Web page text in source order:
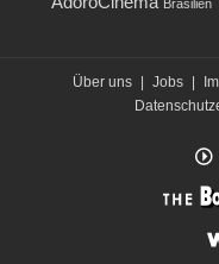
Brasilien
Über uns | Jobs |